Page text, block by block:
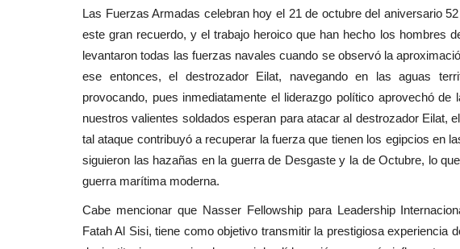
Las Fuerzas Armadas celebran hoy el 21 de octubre del aniversario
este gran recuerdo, y el trabajo heroico que han hecho los hombres
levantaron todas las fuerzas navales cuando se observó la
ese entonces, el destrozador Eilat, navegando en las aguas
provocando, pues inmediatamente el liderazgo político aprovechó
nuestros valientes soldados esperan para atacar al destrozador Eilat,
tal ataque contribuyó a recuperar la fuerza que tienen los egipcios en
siguieron las hazañas en la guerra de Desgaste y la de Octubre, lo
guerra marítima moderna.
Cabe mencionar que Nasser Fellowship para Leadership
Fatah Al Sisi, tiene como objetivo transmitir la prestigiosa experiencia